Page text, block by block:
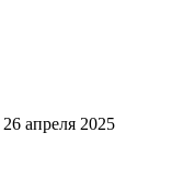
26 апреля 2025